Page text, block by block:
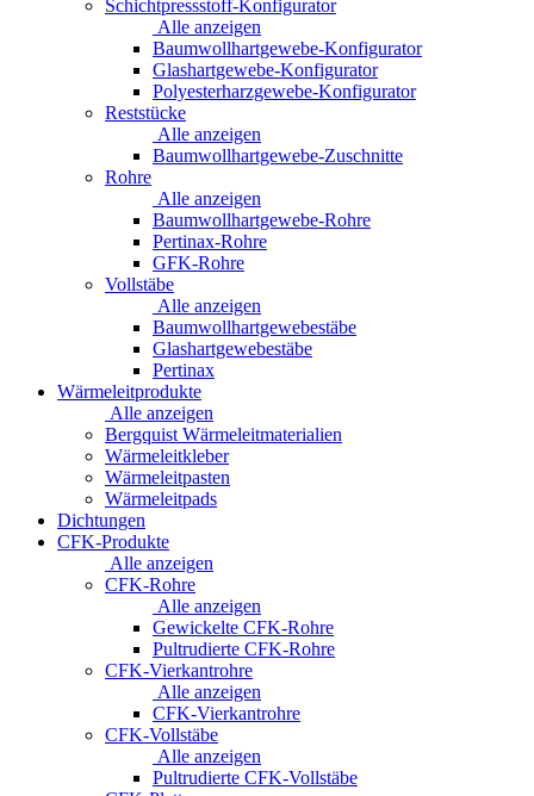
Schichtpressstoff-Konfigurator
Alle anzeigen
Baumwollhartgewebe-Konfigurator
Glashartgewebe-Konfigurator
Polyesterharzgewebe-Konfigurator
Reststücke
Alle anzeigen
Baumwollhartgewebe-Zuschnitte
Rohre
Alle anzeigen
Baumwollhartgewebe-Rohre
Pertinax-Rohre
GFK-Rohre
Vollstäbe
Alle anzeigen
Baumwollhartgewebestäbe
Glashartgewebestäbe
Pertinax
Wärmeleitprodukte
Alle anzeigen
Bergquist Wärmeleitmaterialien
Wärmeleitkleber
Wärmeleitpasten
Wärmeleitpads
Dichtungen
CFK-Produkte
Alle anzeigen
CFK-Rohre
Alle anzeigen
Gewickelte CFK-Rohre
Pultrudierte CFK-Rohre
CFK-Vierkantrohre
Alle anzeigen
CFK-Vierkantrohre
CFK-Vollstäbe
Alle anzeigen
Pultrudierte CFK-Vollstäbe